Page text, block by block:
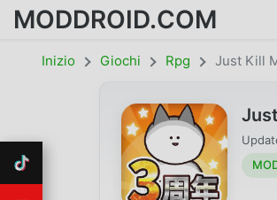
MODDROID.COM
Inizio Giochi Rpg Just Kill